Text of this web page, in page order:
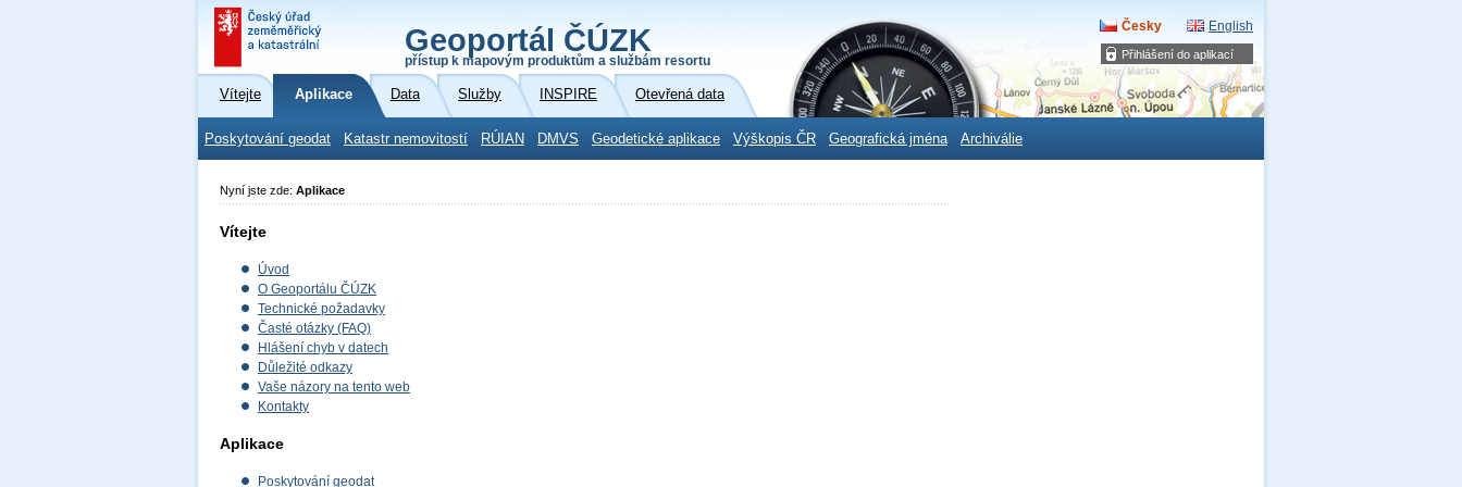
Přihlášení do aplikací
Geoportál ČÚZK
přístup k mapovým produktům a službám resortu
Česky English
Vítejte Aplikace Data Služby INSPIRE Otevřená data
Poskytování geodat Katastr nemovitostí RÚIAN DMVS Geodetické aplikace Výškopis ČR Geografická jména Archiválie
Nyní jste zde: Aplikace
Vítejte
Úvod
O Geoportálu ČÚZK
Technické požadavky
Časté otázky (FAQ)
Hlášení chyb v datech
Důležité odkazy
Vaše názory na tento web
Kontakty
Aplikace
Poskytování geodat